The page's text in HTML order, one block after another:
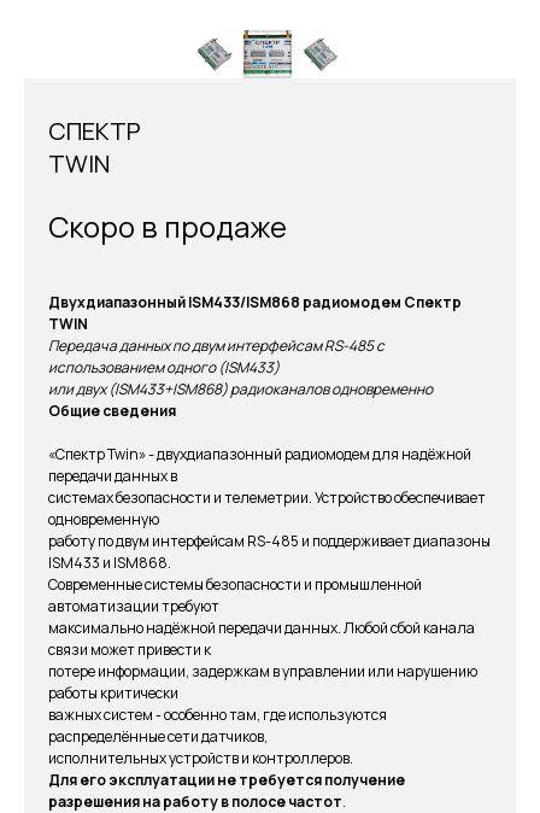
СПЕКТР
TWIN
Скоро в продаже
Двухдиапазонный ISM433/ISM868 радиомодем Спектр
TWIN
Передача данных по двум интерфейсам RS-485 с
использованием одного (ISM433)
или двух (ISM433+ISM868) радиоканалов одновременно
Общие сведения
«Спектр Twin» - двухдиапазонный радиомодем для надёжной
передачи данных в
системах безопасности и телеметрии. Устройство обеспечивает
одновременную
работу по двум интерфейсам RS-485 и поддерживает диапазоны
ISM433 и ISM868.
Современные системы безопасности и промышленной
автоматизации требуют
максимально надёжной передачи данных. Любой сбой канала
связи может привести к
потере информации, задержкам в управлении или нарушению
работы критически
важных систем - особенно там, где используются
распределённые сети датчиков,
исполнительных устройств и контроллеров.
Для его эксплуатации не требуется получение
разрешения на работу в полосе частот.